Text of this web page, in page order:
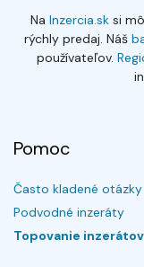
Na Inzercia.sksi
rýchly predaj. Náš
používateľov.
Pomoc
Často kladené otázky
Podvodné inzeráty
Topovanie inzerátov